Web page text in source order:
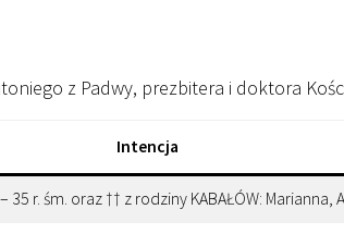
z Padwy, prezbitera i doktora
Intencja
35 r. śm. oraz †† z rodziny KABAŁÓW: Marianna,